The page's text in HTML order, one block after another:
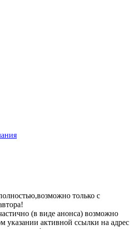
только с
(в виде анонса) возможно
указании активной ссылки на адрес